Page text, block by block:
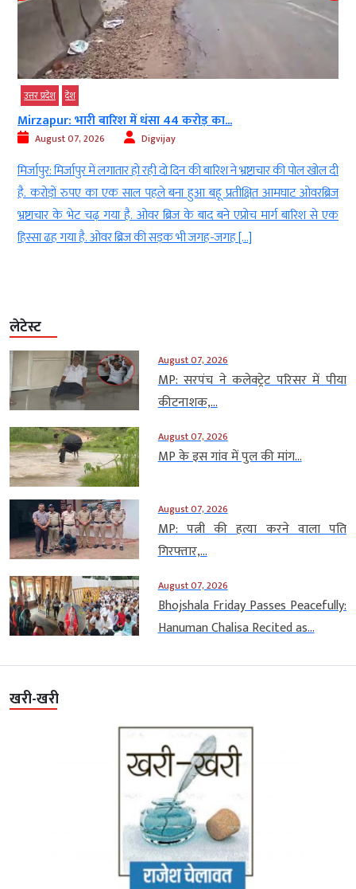
उत्तर प्रदेश देश
Mirzapur: भारी बारिश में धंसा 44 करोड़ का...
August 07, 2026 Digvijay
मिर्जापुर: मिर्जापुर में लगातार हो रही दो दिन की बारिश ने भ्रष्टाचार की पोल खोल दी
है. करोड़ों रुपए का एक साल पहले बना हुआ बहू प्रतीक्षित आमघाट ओवरब्रिज
भ्रष्टाचार के भेट चढ़ गया है. ओवर ब्रिज के बाद बने एप्रोच मार्ग बारिश से एक
हिस्सा ढह गया है. ओवर ब्रिज की सड़क भी जगह-जगह […]
लेटेस्ट
August 07, 2026
MP: सरपंच ने कलेक्ट्रेट परिसर में पीया
कीटनाशक,...
August 07, 2026
MP के इस गांव में पुल की मांग...
August 07, 2026
MP: पत्नी की हत्या करने वाला पति
गिरफ्तार,...
August 07, 2026
Bhojshala Friday Passes Peacefully:
Hanuman Chalisa Recited as...
खरी-खरी